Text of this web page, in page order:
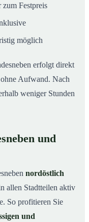
zum Festpreis
möglich
erfolgt direkt
Aufwand. Nach
weniger Stunden
und
nordöstlich
allen Stadtteilen aktiv
So profitieren Sie
und